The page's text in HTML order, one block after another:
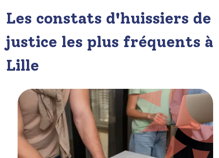
Les constats d'huissiers de
justice les plus fréquents à
Lille